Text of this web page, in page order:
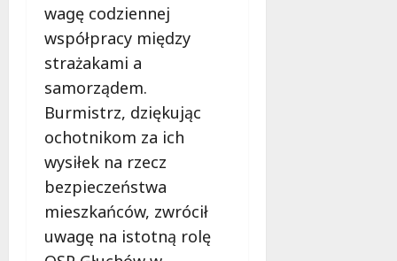
wagę codziennej
współpracy między
strażakami a
samorządem.
Burmistrz, dziękując
ochotnikom za ich
wysiłek na rzecz
bezpieczeństwa
mieszkańców, zwrócił
uwagę na istotną rolę